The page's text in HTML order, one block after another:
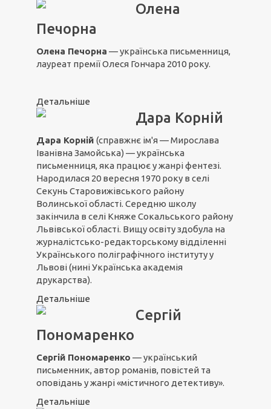
Олена
Печорна
Олена Печорна — українська письменниця,
лауреат премії Олеся Гончара 2010 року.
Детальніше
Дара Корній
Дара Корній (справжнє ім'я — Мирослава
Іванівна Замойська) — українська
письменниця, яка працює у жанрі фентезі.
Народилася 20 вересня 1970 року в селі
Секунь Старовижівського району
Волинської області. Середню школу
закінчила в селі Княже Сокальського району
Львівської області. Вищу освіту здобула на
журналістсько-редакторському відділенні
Українського поліграфічного інституту у
Львові (нині Українська академія
друкарства).
Детальніше
Сергій
Пономаренко
Сергій Пономаренко — український
письменник, автор романів, повістей та
оповідань у жанрі «містичного детективу».
Детальніше